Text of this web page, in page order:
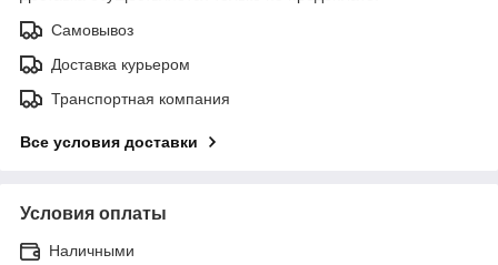
Самовывоз
Доставка курьером
Транспортная компания
Все условия доставки
Условия оплаты
Наличными